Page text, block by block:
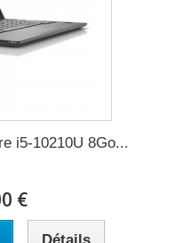
i5-10210U 8Go...
€